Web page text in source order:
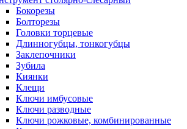
Бокорезы
Болторезы
Головки торцевые
Длинногубцы, тонкогубцы
Заклепочники
Зубила
Киянки
Клещи
Ключи имбусовые
Ключи разводные
Ключи рожковые, комбинированные